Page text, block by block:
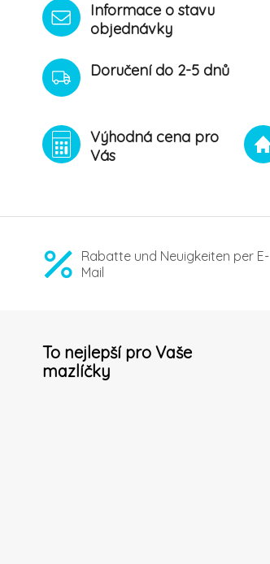
Informace o stavu
objednávky
Doručení do 2-5 dnů
Výhodná cena pro
Vás
Rabatte und Neuigkeiten per E-
Mail
To nejlepší pro Vaše
mazlíčky